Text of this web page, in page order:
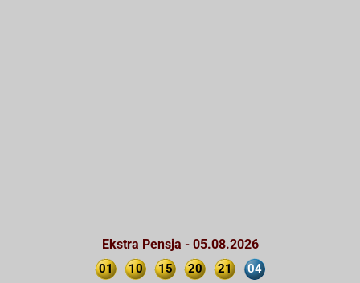
Ekstra Pensja - 05.08.2026
01 10 15 20 21 04